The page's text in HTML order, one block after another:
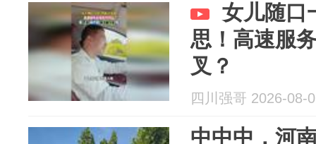
女儿随口
思！高速服
叉？
四川强哥 2026-08-
中中中，河